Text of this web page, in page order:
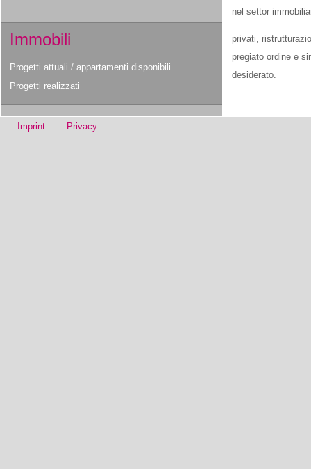
Immobili
Progetti attuali / appartamenti disponibili
Progetti realizzati
nel settor
privati,
pregiato ordine e
desiderato.
Imprint Privacy